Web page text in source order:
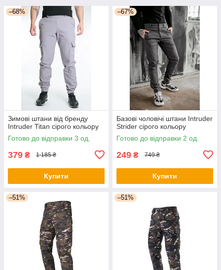
–68%
Зимові штани від бренду
Intruder Titan сірого кольору
Готово до відправки 3 од.
379 ₴ 1 185 ₴
Купити
–67%
Базові чоловічі штани Intruder
Strider сірого кольору
Готово до відправки 2 од.
249 ₴ 749 ₴
Купити
–51% –51%